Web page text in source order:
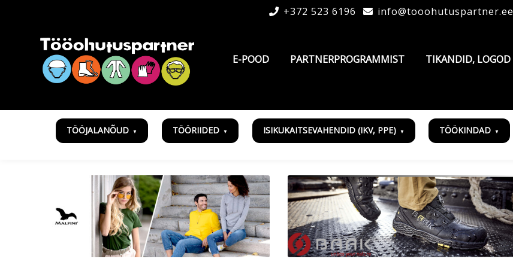
+372 523 6196 info@tooohutuspartner.ee
E-POOD PARTNERPROGRAMMIST TIKANDID, LOGOD
TÖÖJALANÕUD TÖÖRIIDED ISIKUKAITSEVAHENDID (IKV, PPE) TÖÖKINDAD